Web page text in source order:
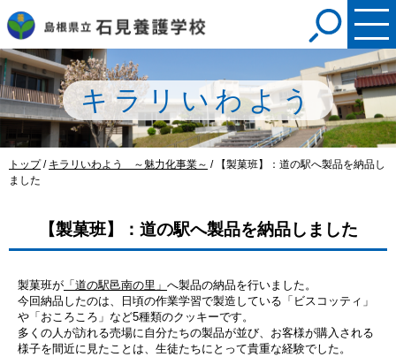
このページの本文へ
キラリいわよう
現
在
トップ/ キラリいわよう ～魅力化事業～ /
【製菓班】：道の駅へ製品を納品し
ました
【製菓班】：道の駅へ製品を納品しました
製菓班が 「道の駅邑南の里」 へ製品の納品を行いました。
今回納品したのは、日頃の作業学習で製造している「ビスコッティ」
や「おころころ」など5種類のクッキーです。
多くの人が訪れる売場に自分たちの製品が並び、お客様が購入される
様子を間近に見たことは、生徒たちにとって貴重な経験でした。